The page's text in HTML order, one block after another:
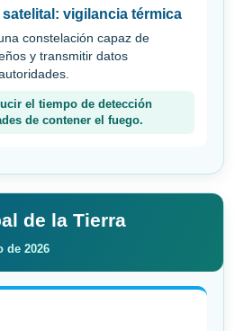
vigilancia térmica
constelación capaz de
y transmitir datos
el tiempo de detección
de contener el fuego.
de la Tierra
de 2026